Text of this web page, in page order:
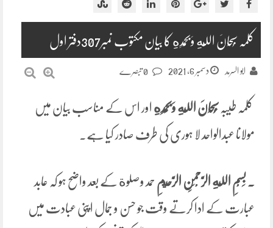
کلمہ سُبْحَانَ اللَّهِ وَبِحَمْدِهِ کا بیان مکتوب نمبر307دفتر اول
ابو السرمد دسمبر 6, 2021
کلمہ طیبہ سُبْحَانَ اللَّهِ وَبِحَمْدِهِ اور اس کے مناسب بیان میں
مولانا عبدالواحد لا ہوری کی طرف صادر کیا ہے۔
بِسْمِ اللَّهِ الرَّحْمَنِ الرَّحِيمِ حمد وصلوة کے بعد واضح ہو کہ عابد
عبارت کے ادا کرتے وقت جو حسن و جمال اپنی عبادت میں